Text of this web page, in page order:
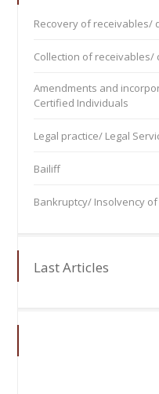
Recovery of receivables/
Collection of receivables/
Amendments and
Certified Individuals
Legal practice/ Legal
Bailiff
Bankruptcy/ Insolvency
Last Articles